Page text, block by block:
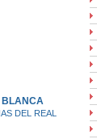
BLANCA
DEL REAL